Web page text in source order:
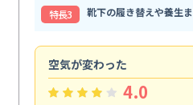
特⻑3
靴下の履き替えや養生
空気が変わった
4.0